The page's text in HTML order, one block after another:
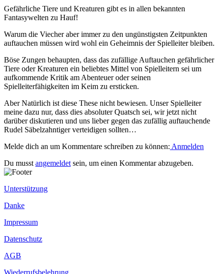
Gefährliche Tiere und Kreaturen gibt es in allen bekannten
Fantasywelten zu Hauf!
Warum die Viecher aber immer zu den ungünstigsten Zeitpunkten
auftauchen müssen wird wohl ein Geheimnis der Spielleiter bleiben.
Böse Zungen behaupten, dass das zufällige Auftauchen gefährlicher
Tiere oder Kreaturen ein beliebtes Mittel von Spielleitern sei um
aufkommende Kritik am Abenteuer oder seinen
Spielleiterfähigkeiten im Keim zu ersticken.
Aber Natürlich ist diese These nicht bewiesen. Unser Spielleiter
meine dazu nur, dass dies absoluter Quatsch sei, wir jetzt nicht
darüber diskutieren und uns lieber gegen das zufällig auftauchende
Rudel Säbelzahntiger verteidigen sollten…
Melde dich an um Kommentare schreiben zu können: Anmelden
Du musst angemeldet sein, um einen Kommentar abzugeben.
Unterstützung
Danke
Impressum
Datenschutz
AGB
Wiederrufsbelehrung